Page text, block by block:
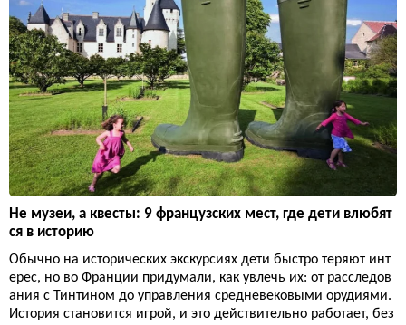
Не музеи, а квесты: 9 французских мест, где дети влюбят
ся в историю
Обычно на исторических экскурсиях дети быстро теряют инт
ерес, но во Франции придумали, как увлечь их: от расследов
ания с Тинтином до управления средневековыми орудиями.
История становится игрой, и это действительно работает, без